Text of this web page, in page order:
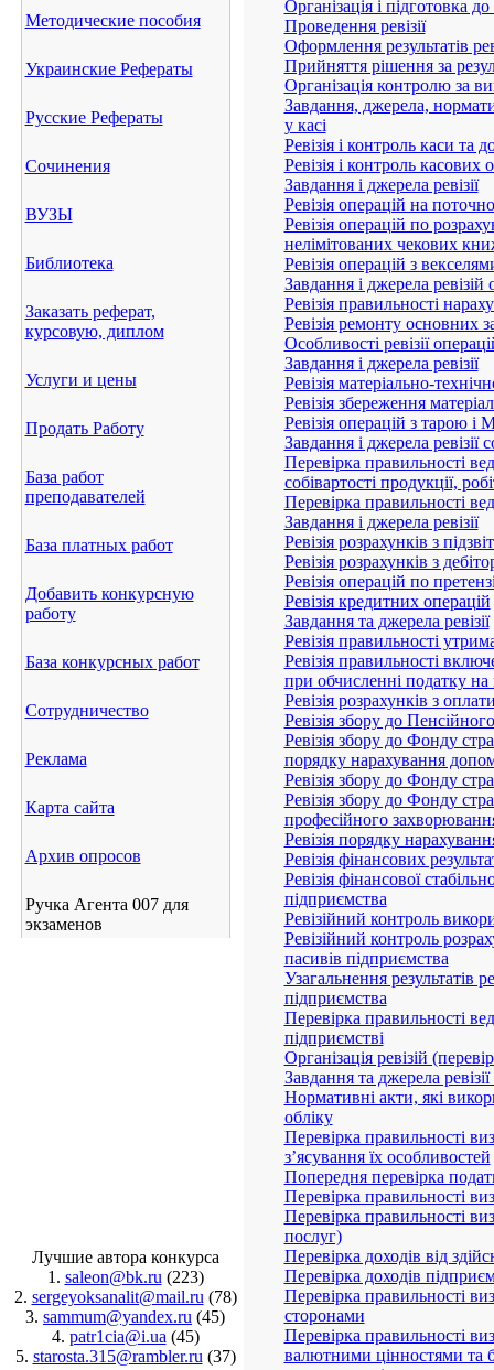
Методические пособия
Украинские Рефераты
Русские Рефераты
Сочинения
ВУЗЫ
Библиотека
Заказать реферат,
курсовую, диплом
Услуги и цены
Продать Работу
База работ
преподавателей
База платных работ
Добавить конкурсную
работу
База конкурсных работ
Сотрудничество
Реклама
Карта сайта
Архив опросов
Ручка Агента 007 для
экзаменов
Лучшие автора конкурса
1. saleon@bk.ru (223)
2. sergeyoksanalit@mail.ru (78)
3. sammum@yandex.ru (45)
4. patr1cia@i.ua (45)
5. starosta.315@rambler.ru (37)
Суть та функції
Класифікація
Зміст, предмет і метод
Поняття контрольно-
Класифікація ревізій
Планування контрольно-
Обов'язки, права та
Організація і підготовка
Проведення ревізії
Оформлення результатів
Прийняття рішення за
Організація контролю за
Завдання, джерела,
коштів у касі
Ревізія і контроль каси
Ревізія і контроль касових
Завдання і джерела ревізії
Ревізія операцій на
Ревізія операцій по
нелімітованих чекових
Ревізія операцій з
Завдання і джерела ревізій
Ревізія правильності
Ревізія ремонту основних
Особливості ревізії
Завдання і джерела ревізії
Ревізія матеріально-
Ревізія збереження
Ревізія операцій з тарою
Завдання і джерела ревізії
Перевірка правильності
собівартості продукції,
Перевірка правильності
Завдання і джерела ревізії
Ревізія розрахунків з
Ревізія розрахунків з
Ревізія операцій по
Ревізія кредитних операцій
Завдання та джерела ревізії
Ревізія правильності
Ревізія правильності
при обчисленні податку на
Ревізія розрахунків з
Ревізія збору до
Ревізія збору до Фонду
порядку нарахування
Ревізія збору до Фонду
Ревізія збору до Фонду
та професійного
Ревізія порядку
Ревізія фінансових
Ревізія фінансової
підприємства
Ревізійний контроль
Ревізійний контроль
пасивів підприємства
Узагальнення результатів
підприємства
Перевірка правильності
підприємстві
Організація ревізій
Завдання та джерела
Нормативні акти, які
обліку
Перевірка правильності
з’ясування їх особливостей
Попередня перевірка
Перевірка правильності
Перевірка правильності